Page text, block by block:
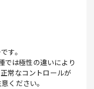
す。
は極性の違いにより
常なコントロールが
ください。